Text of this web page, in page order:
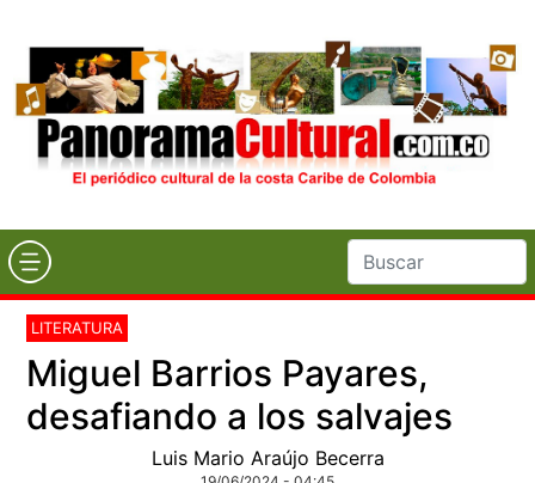
LITERATURA
Miguel Barrios Payares,
desafiando a los salvajes
Luis Mario Araújo Becerra